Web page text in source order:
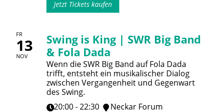
Jetzt Tickets kaufen
FR
13
NOV
Swing is King | SWR Big Band
& Fola Dada
Wenn die SWR Big Band auf Fola Dada
trifft, entsteht ein musikalischer Dialog
zwischen Vergangenheit und Gegenwart
des Swing.
20:00 - 22:30
Neckar Forum